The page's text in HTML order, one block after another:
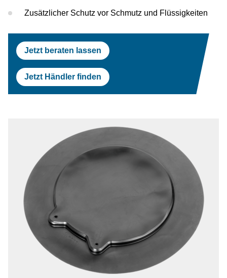
Zusätzlicher Schutz vor Schmutz und Flüssigkeiten
Jetzt beraten lassen
Jetzt Händler finden
Radwuchtmaschinen
Reifenmontiergeräte
Volvo
Renault
Reifenmontiergeräte